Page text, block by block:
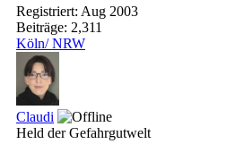
Registriert: Aug 2003
Beiträge: 2,311
Köln/ NRW
Claudi
Held der Gefahrgutwelt